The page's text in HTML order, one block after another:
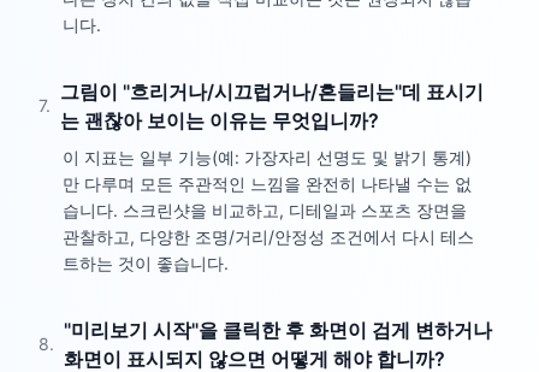
니다.
7.
그림이 "흐리거나/시끄럽거나/흔들리는"데 표시기
는 괜찮아 보이는 이유는 무엇입니까?
이 지표는 일부 기능(예: 가장자리 선명도 및 밝기 통계)
만 다루며 모든 주관적인 느낌을 완전히 나타낼 수는 없
습니다. 스크린샷을 비교하고, 디테일과 스포츠 장면을
관찰하고, 다양한 조명/거리/안정성 조건에서 다시 테스
트하는 것이 좋습니다.
8.
"미리보기 시작"을 클릭한 후 화면이 검게 변하거나
화면이 표시되지 않으면 어떻게 해야 합니까?